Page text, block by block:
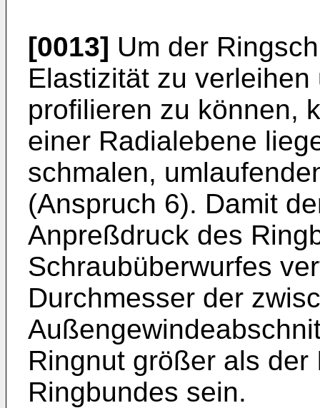
[0013] Um der
Elastizität zu
profilieren zu können,
einer Radialebene
schmalen,
(Anspruch 6). Damit
Anpreßdruck des
Schraubüberwurfes
Durchmesser der
Ringnut größer als
Ringbundes sein.